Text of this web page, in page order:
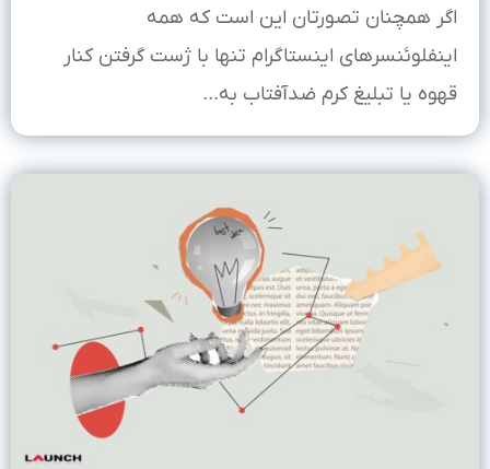
اگر همچنان تصورتان این است که همه
اینفلوئنسرهای اینستاگرام تنها با ژست گرفتن کنار
قهوه یا تبلیغ کرم ضدآفتاب به...